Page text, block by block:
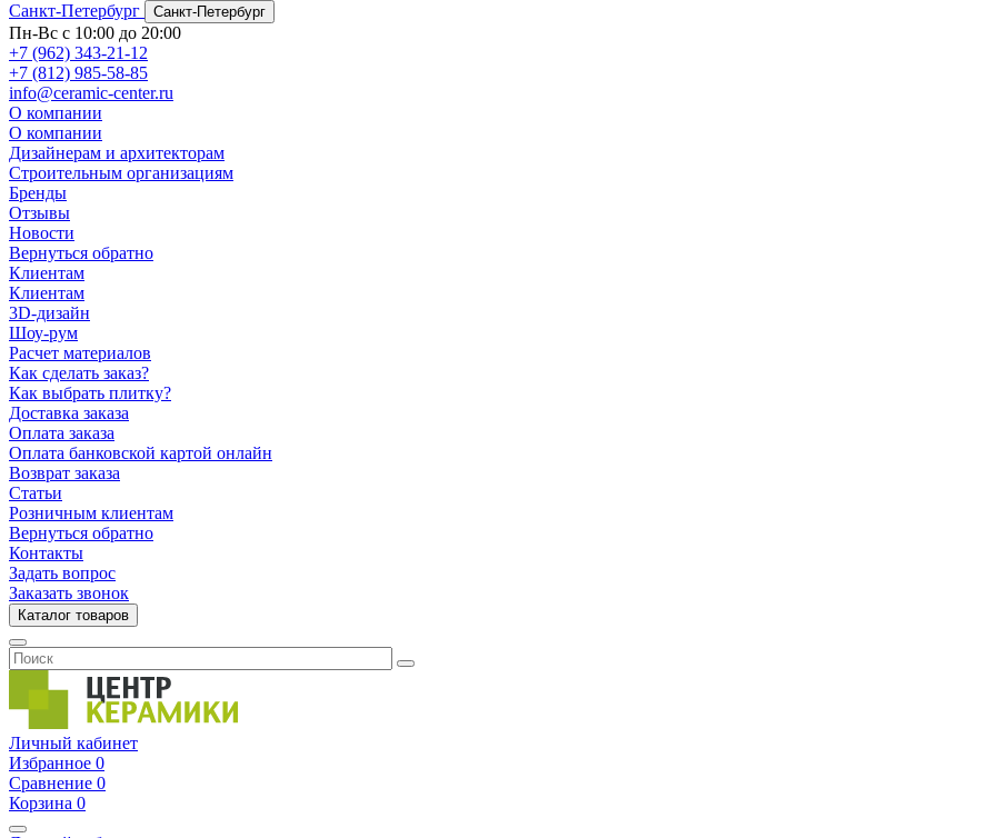
Санкт-Петербург
Санкт-Петербург
Пн-Вс с 10:00 до 20:00
+7 (962) 343-21-12
+7 (812) 985-58-85
info@ceramic-center.ru
О компании
О компании
Дизайнерам и архитекторам
Строительным организациям
Бренды
Отзывы
Новости
Вернуться обратно
Клиентам
Клиентам
3D-дизайн
Шоу-рум
Расчет материалов
Как сделать заказ?
Как выбрать плитку?
Доставка заказа
Оплата заказа
Оплата банковской картой онлайн
Возврат заказа
Статьи
Розничным клиентам
Вернуться обратно
Контакты
Задать вопрос
Заказать звонок
Каталог товаров
Личный кабинет
Избранное 0
Сравнение 0
Корзина 0